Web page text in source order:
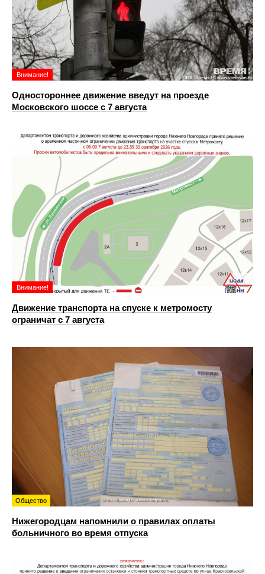
Внимание!
Одностороннее движение введут на проезде
Московского шоссе с 7 августа
Внимание!
Движение транспорта на спуске к метромосту
ограничат с 7 августа
Общество
Нижегородцам напомнили о правилах оплаты
больничного во время отпуска